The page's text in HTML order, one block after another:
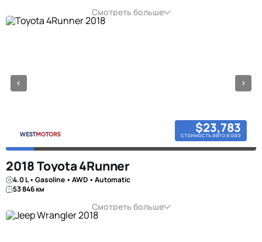
Смотреть больше
$23,783
стоимость авто в оаэ
2018 Toyota 4Runner
4.0 L • Gasoline • AWD • Automatic
53 846 км
Смотреть больше